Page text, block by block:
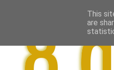
This
are